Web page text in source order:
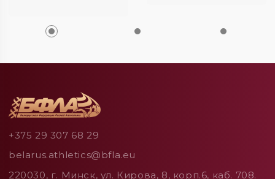
+375 29 307 68 29
belarus.athletics@bfla.eu
220030, г. Минск, ул. Кирова, 8, корп.6, каб. 708.